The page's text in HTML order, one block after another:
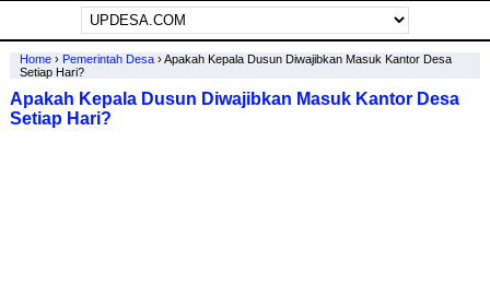
Home› Pemerintah Desa›Apakah Kepala Dusun Diwajibkan Masuk Kantor Desa
Setiap Hari?
Apakah Kepala Dusun Diwajibkan Masuk Kantor Desa
Setiap Hari?